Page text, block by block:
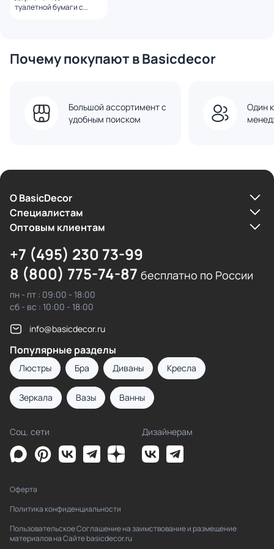
туалетной бумаги с
Почему покупают в Basicdecor
Большой ассортимент с
удобным поиском
Один
О BasicDecor
Cпециалистам
Оптовым клиентам
+7 (495) 230 73-99
8 (800) 775-74-87 бесплатно по России
пн - пт : 09:00 - 18:00
сб - вс : 10:00 - 18:00
info@basicdecor.ru
Популярные разделы
Люстры Бра Диваны Кресла
Зеркала Вазы Ванны
Соц. сети Дизайнерам
Оферта
Политика конфиденциальности
Пользовательское Соглашение на заимствование и размещение
материалов на Сайте basicdecor.ru